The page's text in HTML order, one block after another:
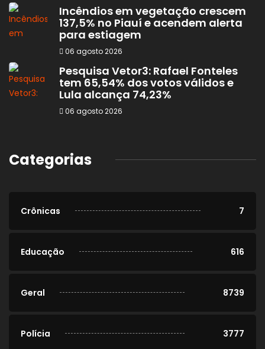
Incêndios em vegetação crescem
137,5% no Piauí e acendem alerta
para estiagem
06 agosto 2026
Pesquisa Vetor3: Rafael Fonteles
tem 65,54% dos votos válidos e
Lula alcança 74,23%
06 agosto 2026
Categorias
Crônicas 7
Educação 616
Geral 8739
Polícia 3777